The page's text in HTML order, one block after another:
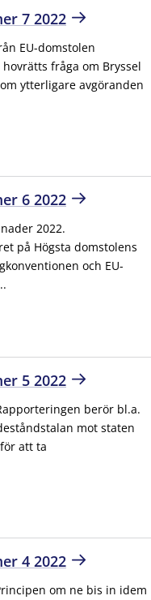
7 2022
EU-domstolen
fråga om Bryssel
ytterligare avgöranden
6 2022
2022.
på Högsta domstolens
och EU-
5 2022
berör bl.a.
mot staten
att ta
4 2022
om ne bis in idem